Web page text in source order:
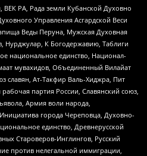
ВЕК РА, Рада земли Кубанской Духовно
Управления Асгардской Веси
Веды Перуна, Мужская Духовная
Нурджулар, К Богодержавию, Таблиги
национальное единство, Национал-
мувахидов, Объединенный Вилайат
славян, Ат-Такфир Валь-Хиджра, Пит
партия России, Славянский союз,
Армия воли народа,
города Череповца, Духовно-
единство, Древнерусской
Староверов-Инглингов, Русский
против нелегальной иммиграции,